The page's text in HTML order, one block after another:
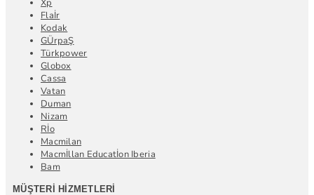
Flaİr
Kodak
GÜrpaŞ
Türkpower
Globox
Cassa
Vatan
Duman
Nizam
Rİo
Macmilan
Macmİllan Educatİon Iberia
Bam
MÜŞTERI HIZMETLERI